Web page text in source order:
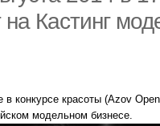
Кастинг
конкурсе красоты (Azov
модельном бизнесе.